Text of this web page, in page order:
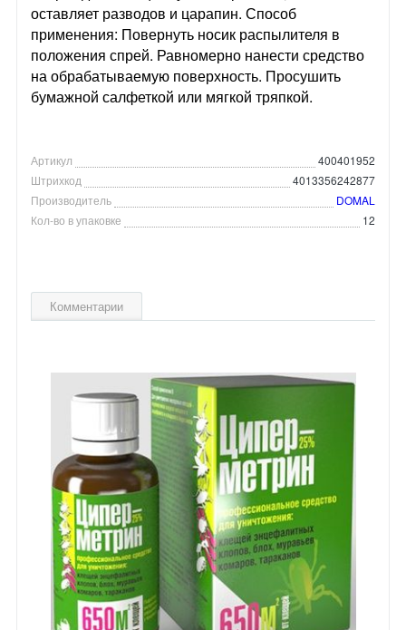
оставляет разводов и царапин. Способ
применения: Повернуть носик распылителя в
положения спрей. Равномерно нанести средство
на обрабатываемую поверхность. Просушить
бумажной салфеткой или мягкой тряпкой.
Артикул
400401952
Штрихкод
4013356242877
Производитель
DOMAL
Кол-во в упаковке
12
Комментарии